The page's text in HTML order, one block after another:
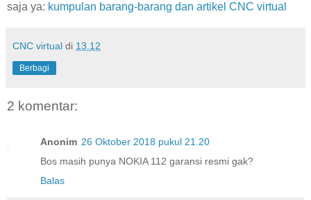
saja ya: kumpulan barang-barang dan artikel CNC virtual
CNC virtual di 13.12
Berbagi
2 komentar:
Anonim 26 Oktober 2018 pukul 21.20
Bos masih punya NOKIA 112 garansi resmi gak?
Balas